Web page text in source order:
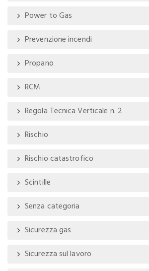
Power to Gas
Prevenzione incendi
Propano
RCM
Regola Tecnica Verticale n. 2
Rischio
Rischio catastrofico
Scintille
Senza categoria
Sicurezza gas
Sicurezza sul lavoro